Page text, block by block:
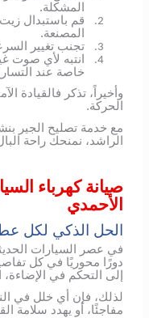
المشكلة.
2.
قم باستبدال
المصنعة.
3. تجنب تغيير
4.
انتبه لأي صوت
خاصة عند
وأخيراً، تذكر فالقيادة
الحركة.
مع خدمة تصليح الجير
الراشد، نمنحك راحة
صيانة كهرباء
الأحمدي
الحل الذكي لكل
في عصر السيارات
دورًا محوريًا في كل
إلى التحكم في الإضاءة،
لذلك، فإن أي خلل في
مفاجئًا، أو يهدد سلامة